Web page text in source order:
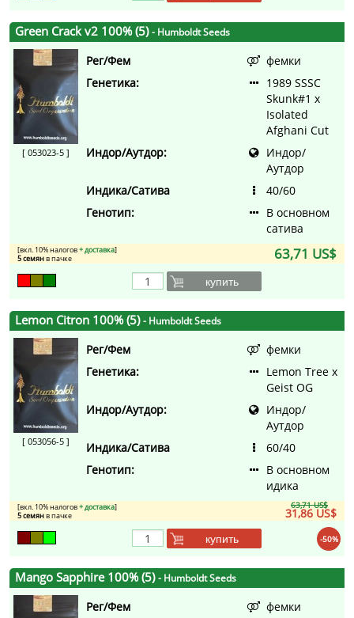
Green Crack v2 100% (5)- Humboldt Seeds
[ 053023-5 ]
Рег/Фем
фемки
Генетика:
1989 SSSC
Skunk#1 x
Isolated
Afghani Cut
Индор/Аутдор:
Индор/
Аутдор
Индика/Сатива
40/60
Генотип:
В основном
сатива
63,71 US$
[вкл. 10% налогов+ доставка]
5 семянв пачке
купить
Lemon Citron 100% (5)- Humboldt Seeds
[ 053056-5 ]
Рег/Фем
фемки
Генетика:
Lemon Tree x
Geist OG
Индор/Аутдор:
Индор/
Аутдор
Индика/Сатива
60/40
Генотип:
В основном
идика
63,71 US$
31,86 US$
[вкл. 10% налогов+ доставка]
5 семянв пачке
-50%
купить
Mango Sapphire 100% (5)- Humboldt Seeds
Рег/Фем
фемки